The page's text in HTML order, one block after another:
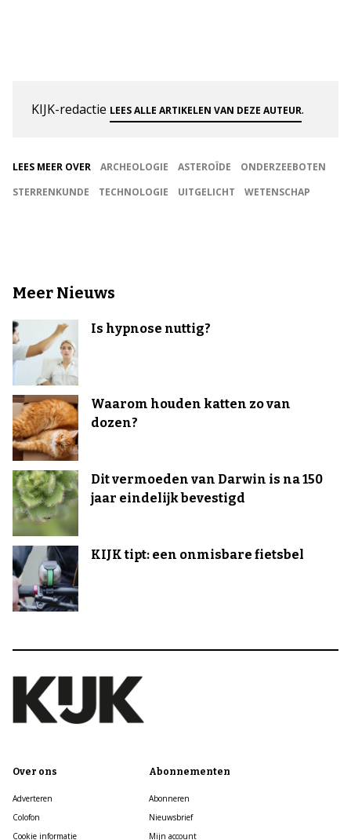
KIJK-redactie LEES ALLE ARTIKELEN VAN DEZE AUTEUR.
LEES MEER OVER ARCHEOLOGIE ASTEROÏDE
ONDERZEEBOTEN
STERRENKUNDE
TECHNOLOGIE UITGELICHT WETENSCHAP
Meer Nieuws
Is hypnose nuttig?
Waarom houden katten zo van
dozen?
Dit vermoeden van Darwin is na 150
jaar eindelijk bevestigd
KIJK tipt: een onmisbare fietsbel
Over ons
Adverteren
Colofon
Cookie informatie
Abonnementen
Abonneren
Nieuwsbrief
Mijn account